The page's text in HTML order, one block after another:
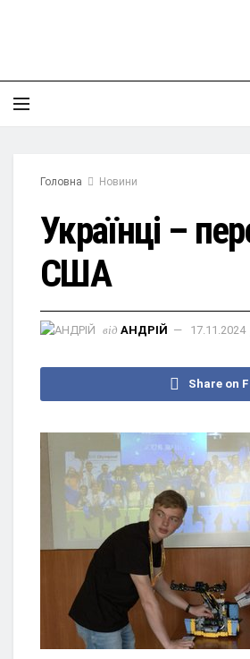
Головна Новини
Українці –
США
від АНДРІЙ 17.11.2024
Share on